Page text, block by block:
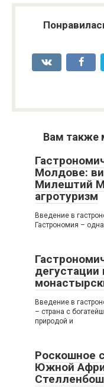
Вам также
Молдове:
Милештий
агротуризм
Введение в
Гастрономия –
дегустации
Введение в
– страна с
природой и
Роскошное
Южной